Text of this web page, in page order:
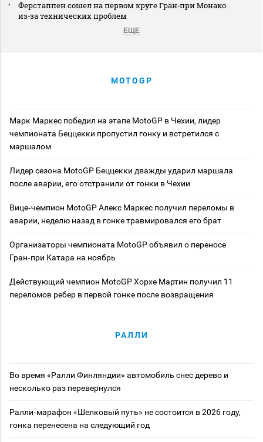
Ферстаппен сошел на первом круге Гран‑при Монако
из‑за технических проблем
ЕЩЕ
MOTOGP
Марк Маркес победил на этапе MotoGP в Чехии, лидер
чемпионата Беццекки пропустил гонку и встретился с
маршалом
Лидер сезона MotoGP Беццекки дважды ударил маршала
после аварии, его отстранили от гонки в Чехии
Вице‑чемпион MotoGP Алекс Маркес получил переломы в
аварии, неделю назад в гонке травмировался его брат
Организаторы чемпионата MotoGP объявил о переносе
Гран‑при Катара на ноябрь
Действующий чемпион MotoGP Хорхе Мартин получил 11
переломов ребер в первой гонке после возвращения
РАЛЛИ
Во время «Ралли Финляндии» автомобиль снес дерево и
несколько раз перевернулся
Ралли‑марафон «Шелковый путь» не состоится в 2026 году,
гонка перенесена на следующий год